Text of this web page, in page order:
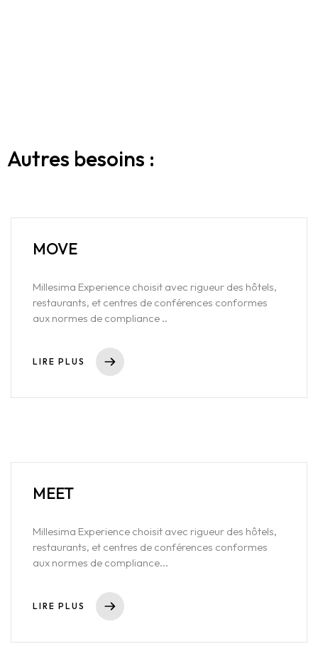
Autres besoins :
MOVE
Millesima Experience choisit avec rigueur des hôtels,
restaurants, et centres de conférences conformes
aux normes de compliance ..
LIRE PLUS
MEET
Millesima Experience choisit avec rigueur des hôtels,
restaurants, et centres de conférences conformes
aux normes de compliance...
LIRE PLUS